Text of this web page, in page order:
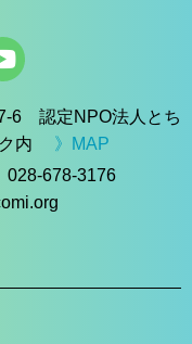
6 認定NPO法人とち
ク内 》MAP
678-3176